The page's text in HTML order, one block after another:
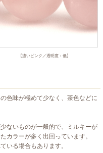
【濃いピンク／透明度：低】
色味が極めて少なく、茶色などに
ないものが一般的で、ミルキーが
カラーが多く出回っています。
いる場合もあります。